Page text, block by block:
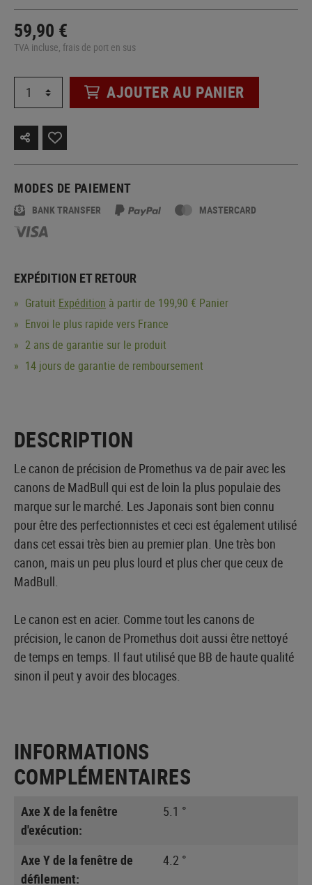
59,90 €
TVA incluse, frais de port en sus
AJOUTER AU PANIER
MODES DE PAIEMENT
BANK TRANSFER MASTERCARD
EXPÉDITION ET RETOUR
Gratuit Expédition à partir de 199,90 € Panier
Envoi le plus rapide vers France
2 ans de garantie sur le produit
14 jours de garantie de remboursement
DESCRIPTION
Le canon de précision de Promethus va de pair avec les
canons de MadBull qui est de loin la plus populaie des
marque sur le marché. Les Japonais sont bien connu
pour être des perfectionnistes et ceci est également utilisé
dans cet essai très bien au premier plan. Une très bon
canon, mais un peu plus lourd et plus cher que ceux de
MadBull.
Le canon est en acier. Comme tout les canons de
précision, le canon de Promethus doit aussi être nettoyé
de temps en temps. Il faut utilisé que BB de haute qualité
sinon il peut y avoir des blocages.
INFORMATIONS
COMPLÉMENTAIRES
Axe X de la fenêtre
d'exécution:
5.1 °
Axe Y de la fenêtre de
défilement:
4.2 °